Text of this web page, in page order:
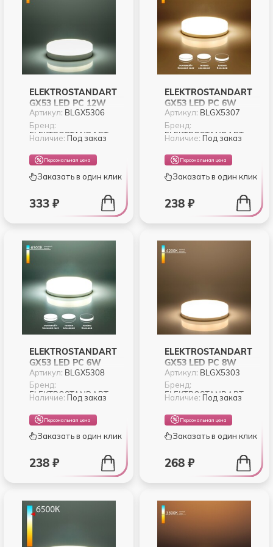
ELEKTROSTANDART
GX53 LED PC 12W
6500К (BLGX5306)
Артикул: BLGX5306
Бренд:
ELEKTROSTANDART
Наличие: Под заказ
Персональная цена
Заказать в один клик
333 ₽
ELEKTROSTANDART
GX53 LED PC 6W
4200К (BLGX5307)
ТРИ РЕЖИМА
Артикул: BLGX5307
Бренд:
ELEKTROSTANDART
Наличие: Под заказ
Персональная цена
Заказать в один клик
238 ₽
ELEKTROSTANDART
GX53 LED PC 6W
6500К (BLGX5308)
ТРИ РЕЖИМА
Артикул: BLGX5308
Бренд:
ELEKTROSTANDART
Наличие: Под заказ
Персональная цена
Заказать в один клик
238 ₽
ELEKTROSTANDART
GX53 LED PC 8W
4200K (BLGX5303)
Артикул: BLGX5303
Бренд:
ELEKTROSTANDART
Наличие: Под заказ
Персональная цена
Заказать в один клик
268 ₽